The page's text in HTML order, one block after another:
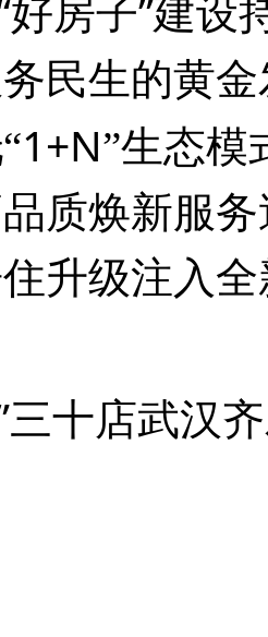
好房子 建设
民生的黄
1+N”生态模
质焕新服
升级注入